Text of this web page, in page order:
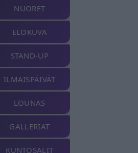
NUORET
ELOKUVA
STAND-UP
ILMAISPÄIVÄT
LOUNAS
GALLERIAT
KUNTOSALIT